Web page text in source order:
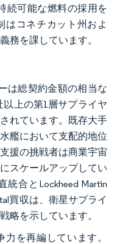
続可能な燃料の採用を
はコネチカット州およ
務を課しています。
は総契約金額の相当な
以上の第1層サプライヤ
れています。既存大手
艦において支配的地位
援の挑戦者は商業宇宙
スケールアップしてい
統合とLockheed Martin
買収は、衛星サプライ
略を示しています。
を再編しています。